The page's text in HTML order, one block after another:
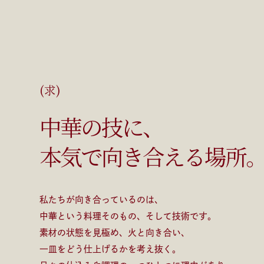
(求)
中華の技に、
本気で向き合える場所
私たちが向き合っているのは、
中華という料理そのもの、そして技術です。
素材の状態を⾒極め、⽕と向き合い、
⼀⽫をどう仕上げるかを考え抜く。